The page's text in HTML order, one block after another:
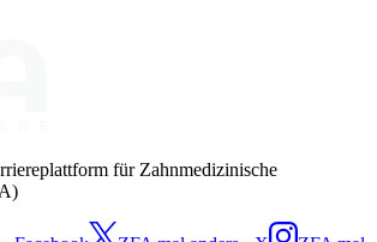
für Zahnmedizinische